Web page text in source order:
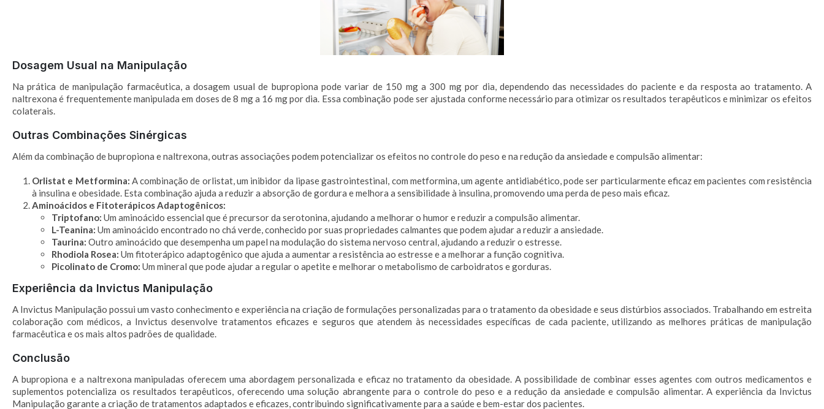
Dosagem Usual na Manipulação
Na prática de manipulação farmacêutica, a dosagem usual de bupropiona pode variar de 150 mg a 300 mg por dia, dependendo das necessidades do paciente e da resposta ao tratamento. A
naltrexona é frequentemente manipulada em doses de 8 mg a 16 mg por dia. Essa combinação pode ser ajustada conforme necessário para otimizar os resultados terapêuticos e minimizar os efeitos
colaterais.
Outras Combinações Sinérgicas
Além da combinação de bupropiona e naltrexona, outras associações podem potencializar os efeitos no controle do peso e na redução da ansiedade e compulsão alimentar:
Orlistat e Metformina: A combinação de orlistat, um inibidor da lipase gastrointestinal, com metformina, um agente antidiabético, pode ser particularmente eficaz em pacientes com resistência
à insulina e obesidade. Esta combinação ajuda a reduzir a absorção de gordura e melhora a sensibilidade à insulina, promovendo uma perda de peso mais eficaz.
Aminoácidos e Fitoterápicos Adaptogênicos:
Triptofano: Um aminoácido essencial que é precursor da serotonina, ajudando a melhorar o humor e reduzir a compulsão alimentar.
L-Teanina: Um aminoácido encontrado no chá verde, conhecido por suas propriedades calmantes que podem ajudar a reduzir a ansiedade.
Taurina: Outro aminoácido que desempenha um papel na modulação do sistema nervoso central, ajudando a reduzir o estresse.
Rhodiola Rosea: Um fitoterápico adaptogênico que ajuda a aumentar a resistência ao estresse e a melhorar a função cognitiva.
Picolinato de Cromo: Um mineral que pode ajudar a regular o apetite e melhorar o metabolismo de carboidratos e gorduras.
Experiência da Invictus Manipulação
A Invictus Manipulação possui um vasto conhecimento e experiência na criação de formulações personalizadas para o tratamento da obesidade e seus distúrbios associados. Trabalhando em estreita
colaboração com médicos, a Invictus desenvolve tratamentos eficazes e seguros que atendem às necessidades específicas de cada paciente, utilizando as melhores práticas de manipulação
farmacêutica e os mais altos padrões de qualidade.
Conclusão
A bupropiona e a naltrexona manipuladas oferecem uma abordagem personalizada e eficaz no tratamento da obesidade. A possibilidade de combinar esses agentes com outros medicamentos e
suplementos potencializa os resultados terapêuticos, oferecendo uma solução abrangente para o controle do peso e a redução da ansiedade e compulsão alimentar. A experiência da Invictus
Manipulação garante a criação de tratamentos adaptados e eficazes, contribuindo significativamente para a saúde e bem-estar dos pacientes.